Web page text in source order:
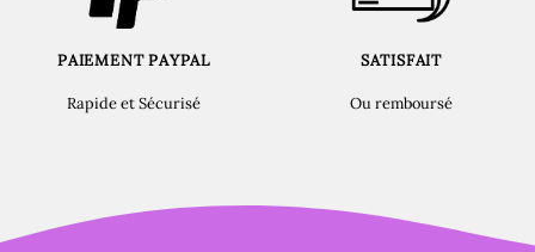
PAIEMENT PAYPAL
Rapide et Sécurisé
SATISFAIT
Ou remboursé